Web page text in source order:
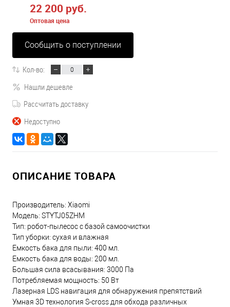
22 200 руб.
Оптовая цена
Сообщить о поступлении
Кол-во:
Нашли дешевле
Рассчитать доставку
Недоступно
ОПИСАНИЕ ТОВАРА
Производитель: Xiaomi
Модель: STYTJ05ZHM
Тип: робот-пылесос с базой самоочистки
Тип уборки: сухая и влажная
Емкость бака для пыли: 400 мл.
Емкость бака для воды: 200 мл.
Большая сила всасывания: 3000 Па
Потребляемая мощность: 50 Вт
Лазерная LDS навигация для обнаружения препятствий
Умная 3D технология S-cross для обхода различных